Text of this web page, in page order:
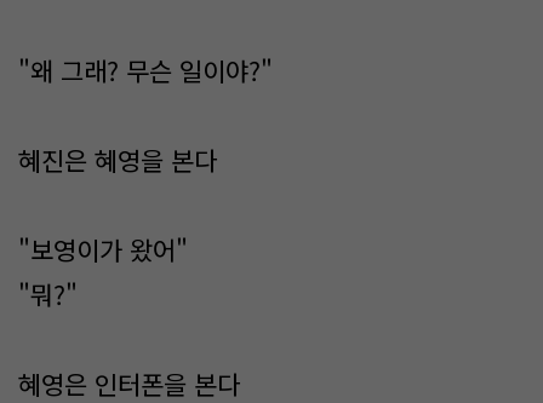
"왜 그래? 무슨 일이야?"
혜진은 혜영을 본다
"보영이가 왔어"
"뭐?"
혜영은 인터폰을 본다